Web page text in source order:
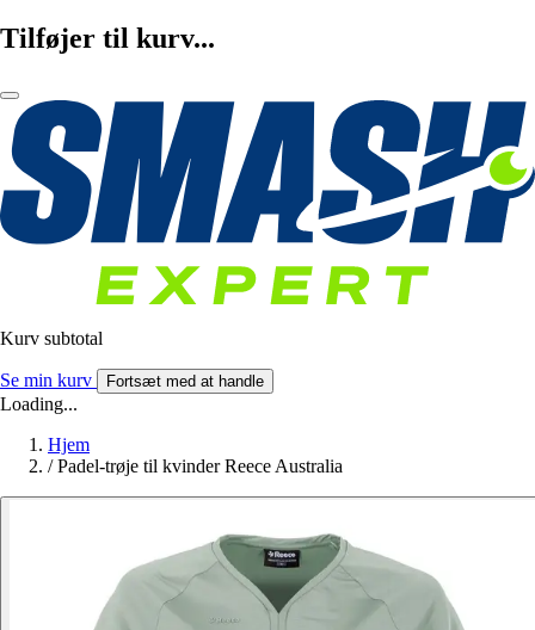
Tilføjer til kurv...
Kurv subtotal
Se min kurv Fortsæt med at handle
Loading...
Hjem
/ Padel-trøje til kvinder Reece Australia